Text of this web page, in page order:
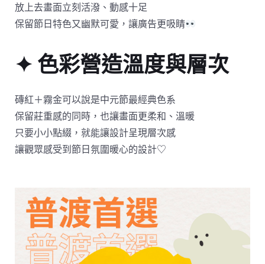
放上去畫面立刻活潑、動感十足
保留節日特色又幽默可愛，讓廣告更吸睛
✦ 色彩營造溫度與層次
磚紅＋霧金可以說是中元節最經典色系
保留莊重感的同時，也讓畫面更柔和、溫暖
只要小小點綴，就能讓設計呈現層次感
讓觀眾感受到節日氛圍暖心的設計♡